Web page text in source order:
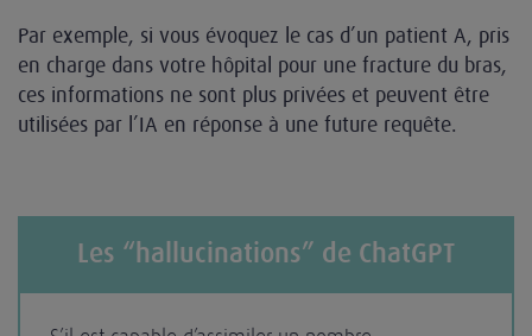
Par exemple, si vous évoquez le cas d’un patient A, pris
en charge dans votre hôpital pour une fracture du bras,
ces informations ne sont plus privées et peuvent être
utilisées par l’IA en réponse à une future requête.
Les “hallucinations” de ChatGPT